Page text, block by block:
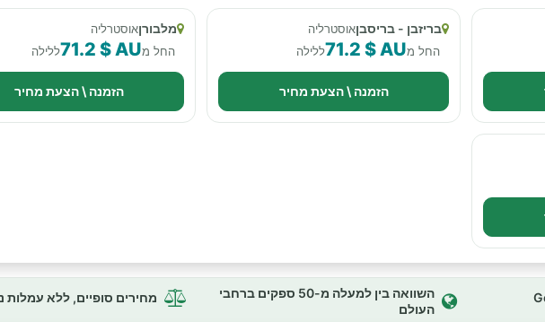
בריזבן - בריסבןאוסטרליה
החל מ71.2 $ AUללילה
הזמנה \ הצעת מחיר
מלבורןאוסטרליה
החל מ71.2 $ AUללילה
הזמנה \ הצעת מחיר
השוואה בין למעלה מ-50 ספקים ברחבי
העולם
מחירים סופיים, ללא עמלות